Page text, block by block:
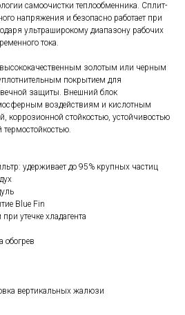
самоочистки теплообменника. Сплит-
напряжения и безопасно работает при
ультраширокому диапазону рабочих
тока.
золотым или черным
покрытием для
защиты. Внешний блок
воздействиям и кислотным
коррозионной стойкостью, устойчивостью
удерживает до 95% крупных частиц
Blue Fin
утечке хладагента
обогрев
вертикальных жалюзи